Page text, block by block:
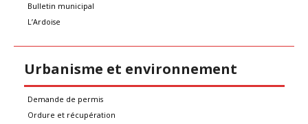
Bulletin municipal
L’Ardoise
Urbanisme et environnement
Demande de permis
Ordure et récupération